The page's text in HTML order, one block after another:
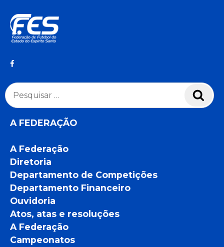
Pesquisar
por:
A FEDERAÇÃO
A Federação
Diretoria
Departamento de Competições
Departamento Financeiro
Ouvidoria
Atos, atas e resoluções
A Federação
Campeonatos